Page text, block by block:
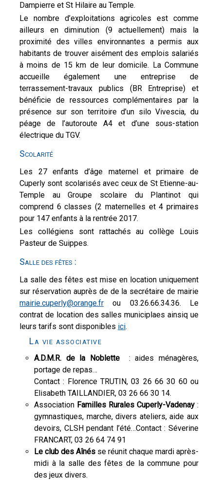
Dampierre et St Hilaire au Temple.
Le nombre d’exploitations agricoles est comme
ailleurs en diminution (9 actuellement) mais la
proximité des villes environnantes a permis aux
habitants de trouver aisément des emplois salariés
à moins de 15 km de leur domicile. La Commune
accueille également une entreprise de
terrassement-travaux publics (BR Entreprise) et
bénéficie de ressources complémentaires par la
présence sur son territoire d’un silo Vivescia, du
péage de l’autoroute A4 et d’une sous-station
électrique du TGV.
Scolarité
Les 27 enfants d’âge maternel et primaire de
Cuperly sont scolarisés avec ceux de St Etienne-au-
Temple au Groupe scolaire du Plantinot qui
comprend 6 classes (2 maternelles et 4 primaires
pour 147 enfants à la rentrée 2017.
Les collégiens sont rattachés au collège Louis
Pasteur de Suippes.
Salle des fêtes :
La salle des fêtes est mise en location uniquement
sur réservation auprès de de la secrétaire de mairie
mairie.cuperly@orange.fr ou 03.26.66.34.36. Le
contrat de location des salles municiplaes ainsiq ue
leurs tarifs sont disponibles ici.
La vie associative
A.D.M.R. de la Noblette: aides ménagères,
portage de repas…
Contact : Florence TRUTIN, 03 26 66 30 60 ou
Elisabeth TAILLANDIER, 03 26 66 30 14.
Association Familles Rurales Cuperly-Vadenay :
gymnastiques, marche, divers ateliers, aide aux
devoirs, CLSH pendant l’été…Contact : Séverine
FRANCART, 03 26 64 74 91
Le club des Aînés se réunit chaque mardi après-
midi à la salle des fêtes de la commune pour
des jeux divers.